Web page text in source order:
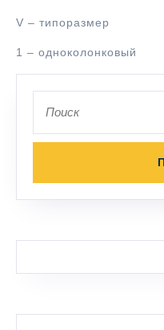
V – типоразмер
1 – одноколонковый
по: